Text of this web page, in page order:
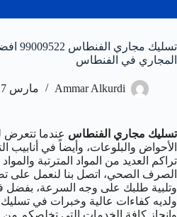
تسليك
المجاري في الفنطاس
Ammar Alkurdi مارس 27, 2021
تسليك مجاري الفنطاس عندما تتعرض
الأحواض والبلوعات، وأيضاً في
تراكم العديد من المواد المترتبة
الصرف الصحي، اتصل بنا لنعمل على
وتلبية طلبك على وجه السرعة،
ولديه كفاءات عالية وخبرات في تسليك